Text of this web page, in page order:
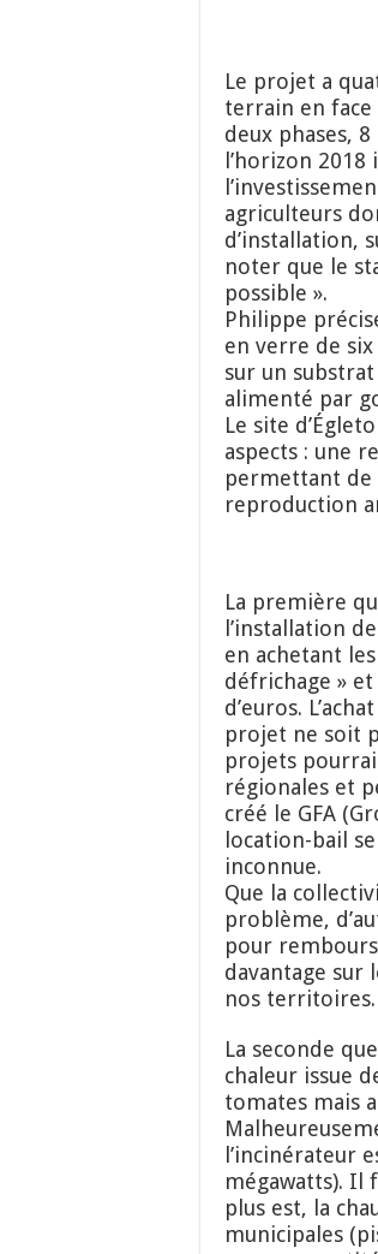
Le projet a
terrain en face
deux phases,
l’horizon
agriculteurs
d’installation,
noter que le
possible ».
Philippe
en verre de
sur un
alimenté par
Le site
aspects : une
permettant de
reproduction
La première
l’installation
en achetant
défrichage »
d’euros.
projet ne soit
projets
régionales et
créé le GFA
location-bail
inconnue.
Que la
problème,
pour
davantage sur
nos
La seconde
chaleur issue
tomates mais
l’incinérateur
mégawatts). Il
plus est, la
municipales